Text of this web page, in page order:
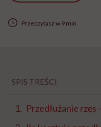
Przeczytasz w 9 min
SPIS TREŚCI
Przedłużanie rzęs